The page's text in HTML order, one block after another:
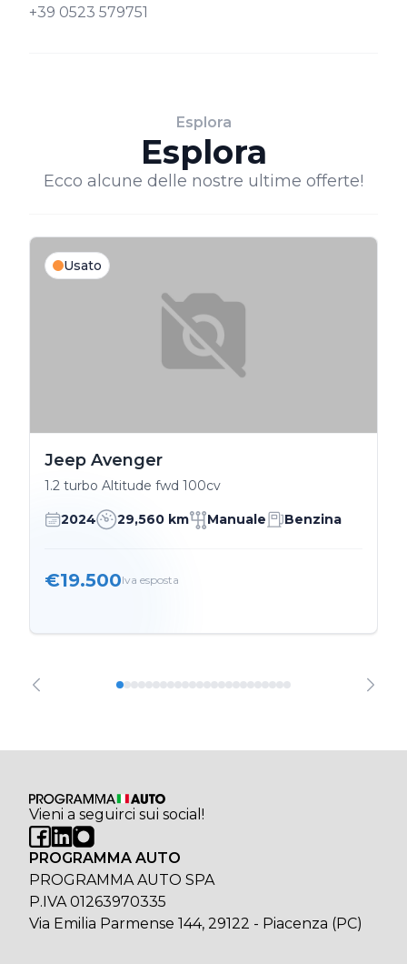
+39 0523 579751
Esplora
Esplora
Ecco alcune delle nostre ultime offerte!
Usato
Jeep Avenger
1.2 turbo Altitude fwd 100cv
2024 29,560 km Manuale Benzina
€19.500Iva esposta
Vieni a seguirci sui social!
PROGRAMMA AUTO
PROGRAMMA AUTO SPA
P.IVA 01263970335
Via Emilia Parmense 144, 29122 - Piacenza (PC)